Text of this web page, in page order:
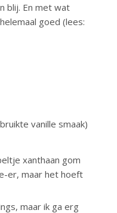
blij. En met wat
goed (lees:
vanille smaak)
xanthaan gom
er, maar het hoeft
maar ik ga erg